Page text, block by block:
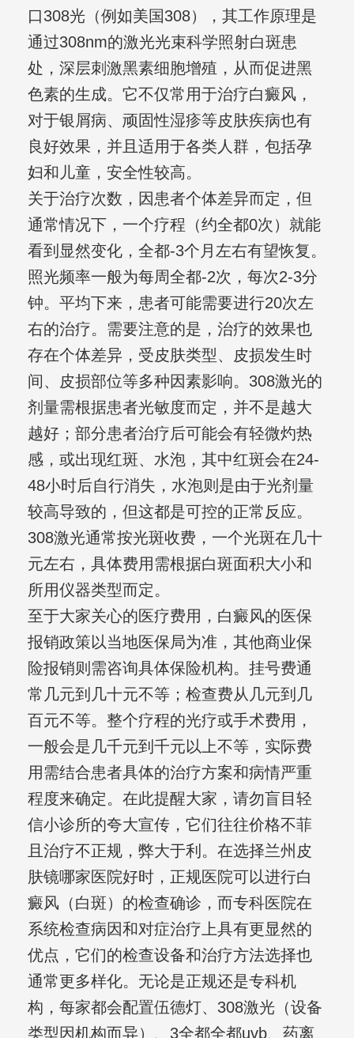
口308光（例如美国308），其工作原理是
通过308nm的激光光束科学照射白斑患
处，深层刺激黑素细胞增殖，从而促进黑
色素的生成。它不仅常用于治疗白癜风，
对于银屑病、顽固性湿疹等皮肤疾病也有
良好效果，并且适用于各类人群，包括孕
妇和儿童，安全性较高。
关于治疗次数，因患者个体差异而定，但
通常情况下，一个疗程（约全都0次）就能
看到显然变化，全都-3个月左右有望恢复。
照光频率一般为每周全都-2次，每次2-3分
钟。平均下来，患者可能需要进行20次左
右的治疗。需要注意的是，治疗的效果也
存在个体差异，受皮肤类型、皮损发生时
间、皮损部位等多种因素影响。308激光的
剂量需根据患者光敏度而定，并不是越大
越好；部分患者治疗后可能会有轻微灼热
感，或出现红斑、水泡，其中红斑会在24-
48小时后自行消失，水泡则是由于光剂量
较高导致的，但这都是可控的正常反应。
308激光通常按光斑收费，一个光斑在几十
元左右，具体费用需根据白斑面积大小和
所用仪器类型而定。
至于大家关心的医疗费用，白癜风的医保
报销政策以当地医保局为准，其他商业保
险报销则需咨询具体保险机构。挂号费通
常几元到几十元不等；检查费从几元到几
百元不等。整个疗程的光疗或手术费用，
一般会是几千元到千元以上不等，实际费
用需结合患者具体的治疗方案和病情严重
程度来确定。在此提醒大家，请勿盲目轻
信小诊所的夸大宣传，它们往往价格不菲
且治疗不正规，弊大于利。在选择兰州皮
肤镜哪家医院好时，正规医院可以进行白
癜风（白斑）的检查确诊，而专科医院在
系统检查病因和对症治疗上具有更显然的
优点，它们的检查设备和治疗方法选择也
通常更多样化。无论是正规还是专科机
构，每家都会配置伍德灯、308激光（设备
类型因机构而异）、3全都全都uvb、药离